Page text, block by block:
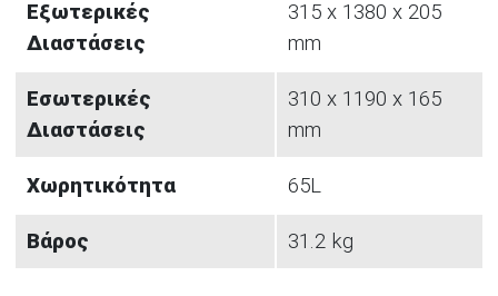
Εξωτερικές
Διαστάσεις
315 x 1380 x 205
mm
Εσωτερικές
Διαστάσεις
310 x 1190 x 165
mm
Χωρητικότητα 65L
Βάρος 31.2 kg